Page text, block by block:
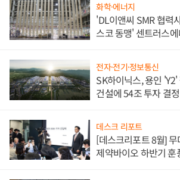
화학·에너지
'DL이앤씨 SMR 협력
스코 동맹' 센트러스
전자·전기·정보통신
SK하이닉스, 용인
건설에 54조 투자 결정
데스크 리포트
[데스크리포트 8월]
제약바이오 하반기 훈